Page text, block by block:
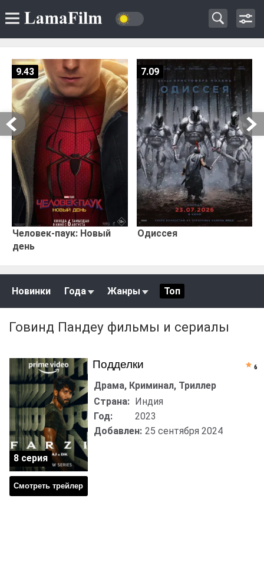
Человек-паук: Новый
день
9.43
Одиссея
7.09
Новинки Года Жанры Топ
Говинд Пандеу фильмы и сериалы
Подделки
Смотреть трейлер
Драма, Криминал, Триллер
Страна: Индия
Год:
2023
Добавлен: 25 сентября 2024
8 серия
6